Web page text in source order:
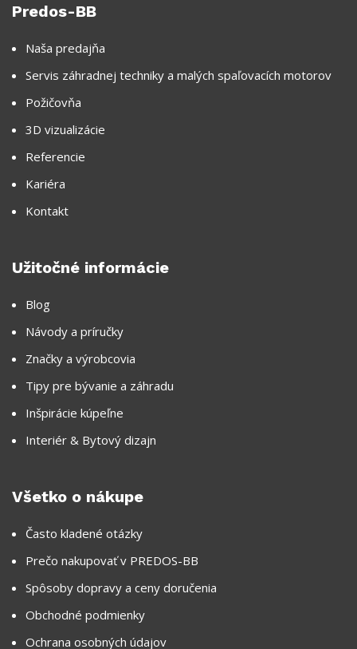
Predos-BB
Naša predajňa
Servis záhradnej techniky a malých spaľovacích motorov
Požičovňa
3D vizualizácie
Referencie
Kariéra
Kontakt
Užitočné informácie
Blog
Návody a príručky
Značky a výrobcovia
Tipy pre bývanie a záhradu
Inšpirácie kúpeľne
Interiér & Bytový dizajn
Všetko o nákupe
Často kladené otázky
Prečo nakupovať v PREDOS-BB
Spôsoby dopravy a ceny doručenia
Obchodné podmienky
Ochrana osobných údajov